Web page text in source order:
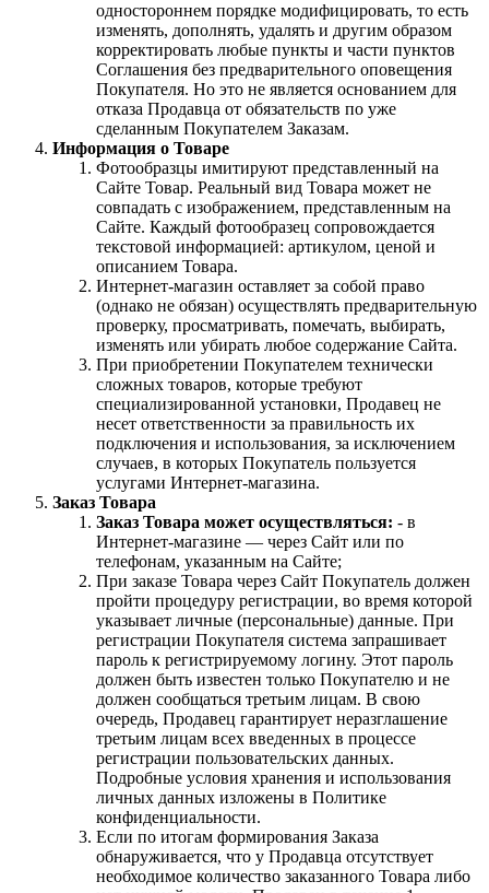
одностороннем порядке модифицировать, то есть
изменять, дополнять, удалять и другим образом
корректировать любые пункты и части пунктов
Соглашения без предварительного оповещения
Покупателя. Но это не является основанием для
отказа Продавца от обязательств по уже
сделанным Покупателем Заказам.
Информация о Товаре
Фотообразцы имитируют представленный на
Сайте Товар. Реальный вид Товара может не
совпадать с изображением, представленным на
Сайте. Каждый фотообразец сопровождается
текстовой информацией: артикулом, ценой и
описанием Товара.
Интернет-магазин оставляет за собой право
(однако не обязан) осуществлять предварительную
проверку, просматривать, помечать, выбирать,
изменять или убирать любое содержание Сайта.
При приобретении Покупателем технически
сложных товаров, которые требуют
специализированной установки, Продавец не
несет ответственности за правильность их
подключения и использования, за исключением
случаев, в которых Покупатель пользуется
услугами Интернет-магазина.
Заказ Товара
Заказ Товара может осуществляться: - в
Интернет-магазине — через Сайт или по
телефонам, указанным на Сайте;
При заказе Товара через Сайт Покупатель должен
пройти процедуру регистрации, во время которой
указывает личные (персональные) данные. При
регистрации Покупателя система запрашивает
пароль к регистрируемому логину. Этот пароль
должен быть известен только Покупателю и не
должен сообщаться третьим лицам. В свою
очередь, Продавец гарантирует неразглашение
третьим лицам всех введенных в процессе
регистрации пользовательских данных.
Подробные условия хранения и использования
личных данных изложены в Политике
конфиденциальности.
Если по итогам формирования Заказа
обнаруживается, что у Продавца отсутствует
необходимое количество заказанного Товара либо